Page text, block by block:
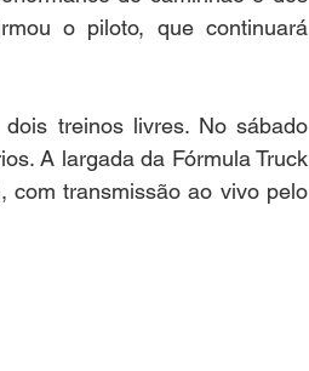
o piloto, que continuará
treinos livres. No sábado
A largada da Fórmula Truck
com transmissão ao vivo pelo